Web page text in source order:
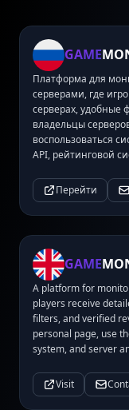
GAME
Платформа для
серверами, где
серверах, удобные
владельцы
воспользоваться
API, рейтинговой
Перейти
GAME
A platform for
players receive
filters, and verified
personal page, use
system, and server
Visit